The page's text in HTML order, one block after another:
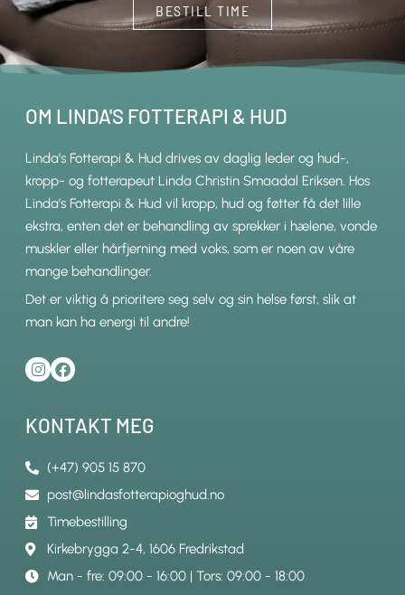
BESTILL TIME
OM LINDA'S FOTTERAPI & HUD
Linda’s Fotterapi & Hud drives av daglig leder og hud-,
kropp- og fotterapeut Linda Christin Smaadal Eriksen. Hos
Linda’s Fotterapi & Hud vil kropp, hud og føtter få det lille
ekstra, enten det er behandling av sprekker i hælene, vonde
muskler eller hårfjerning med voks, som er noen av våre
mange behandlinger.
Det er viktig å prioritere seg selv og sin helse først, slik at
man kan ha energi til andre!
KONTAKT MEG
(+47) 905 15 870
post@lindasfotterapioghud.no
Timebestilling
Kirkebrygga 2-4, 1606 Fredrikstad
Man - fre: 09:00 - 16:00 | Tors: 09:00 - 18:00